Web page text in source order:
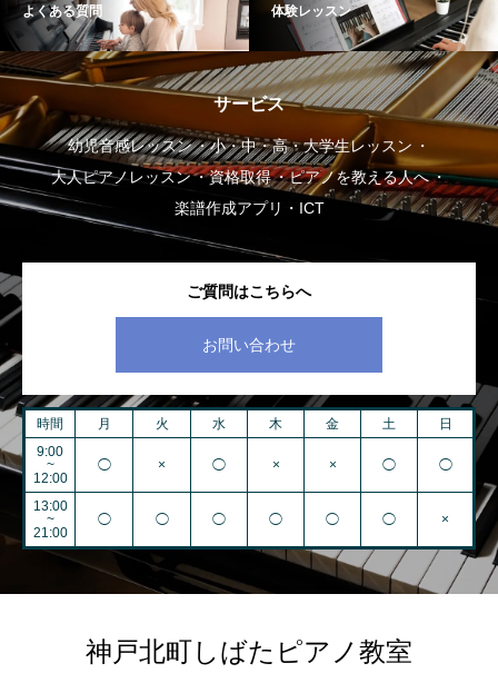
よくある質問 体験レッスン
サービス
幼児音感レッスン
小・中・高・大学生レッスン
大人ピアノレッスン
資格取得
ピアノを教える人へ
楽譜作成アプリ・ICT
ご質問はこちらへ
お問い合わせ
時間 月 火 水 木 金 土
日
9:00
~
12:00
◯ × ◯ × × ◯ ◯
13:00
~
21:00
◯ ◯ ◯ ◯ ◯ ◯ ×
神戸北町しばたピアノ教室